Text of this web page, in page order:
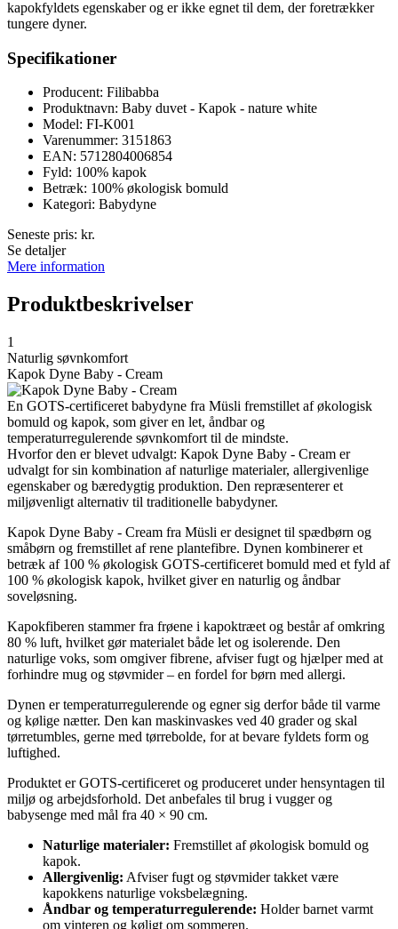
kapokfyldets egenskaber og er ikke egnet til dem, der foretrækker
tungere dyner.
Specifikationer
Producent: Filibabba
Produktnavn: Baby duvet - Kapok - nature white
Model: FI-K001
Varenummer: 3151863
EAN: 5712804006854
Fyld: 100% kapok
Betræk: 100% økologisk bomuld
Kategori: Babydyne
Seneste pris: kr.
Se detaljer
Mere information
Produktbeskrivelser
1
Naturlig søvnkomfort
Kapok Dyne Baby - Cream
En GOTS-certificeret babydyne fra Müsli fremstillet af økologisk
bomuld og kapok, som giver en let, åndbar og
temperaturregulerende søvnkomfort til de mindste.
Hvorfor den er blevet udvalgt: Kapok Dyne Baby - Cream er
udvalgt for sin kombination af naturlige materialer, allergivenlige
egenskaber og bæredygtig produktion. Den repræsenterer et
miljøvenligt alternativ til traditionelle babydyner.
Kapok Dyne Baby - Cream fra Müsli er designet til spædbørn og
småbørn og fremstillet af rene plantefibre. Dynen kombinerer et
betræk af 100 % økologisk GOTS-certificeret bomuld med et fyld af
100 % økologisk kapok, hvilket giver en naturlig og åndbar
soveløsning.
Kapokfiberen stammer fra frøene i kapoktræet og består af omkring
80 % luft, hvilket gør materialet både let og isolerende. Den
naturlige voks, som omgiver fibrene, afviser fugt og hjælper med at
forhindre mug og støvmider – en fordel for børn med allergi.
Dynen er temperaturregulerende og egner sig derfor både til varme
og kølige nætter. Den kan maskinvaskes ved 40 grader og skal
tørretumbles, gerne med tørrebolde, for at bevare fyldets form og
luftighed.
Produktet er GOTS-certificeret og produceret under hensyntagen til
miljø og arbejdsforhold. Det anbefales til brug i vugger og
babysenge med mål fra 40 × 90 cm.
Naturlige materialer: Fremstillet af økologisk bomuld og
kapok.
Allergivenlig: Afviser fugt og støvmider takket være
kapokkens naturlige voksbelægning.
Åndbar og temperaturregulerende: Holder barnet varmt
om vinteren og køligt om sommeren.